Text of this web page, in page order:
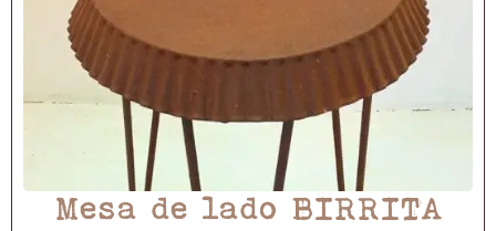
Mesa de lado BIRRITA